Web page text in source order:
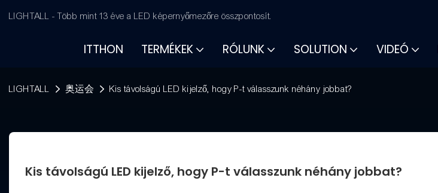
LIGHTALL - Több mint 13 éve a LED képernyőmezőre összpontosít.
ITTHON TERMÉKEK RÓLUNK SOLUTION VIDEÓ
LIGHTALL 奥运会 Kis távolságú LED kijelző, hogy P-t válasszunk néhány jobbat?
Kis távolságú LED kijelző, hogy P-t válasszunk néhány jobbat?